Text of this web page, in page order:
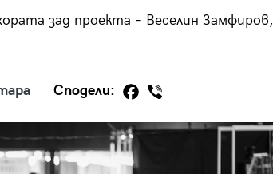
зад проекта – Веселин Замфиров,
Сподели:
29